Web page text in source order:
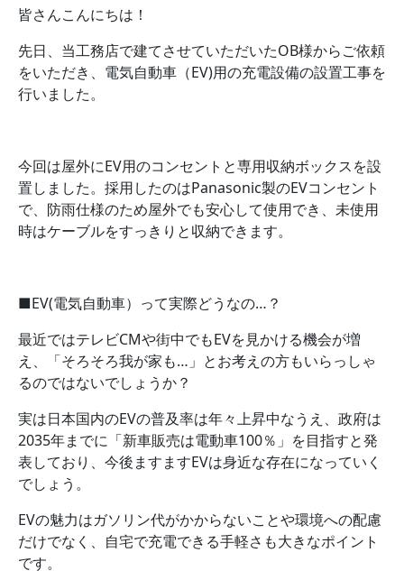
皆さんこんにちは！
先日、当工務店で建てさせていただいたOB様からご依頼
をいただき、電気自動車（EV)用の充電設備の設置工事を
行いました。
今回は屋外にEV用のコンセントと専用収納ボックスを設
置しました。採用したのはPanasonic製のEVコンセント
で、防雨仕様のため屋外でも安心して使用でき、未使用
時はケーブルをすっきりと収納できます。
■EV(電気自動車）って実際どうなの…？
最近ではテレビCMや街中でもEVを見かける機会が増
え、「そろそろ我が家も…」とお考えの方もいらっしゃ
るのではないでしょうか？
実は日本国内のEVの普及率は年々上昇中なうえ、政府は
2035年までに「新車販売は電動車100％」を目指すと発
表しており、今後ますますEVは身近な存在になっていく
でしょう。
EVの魅力はガソリン代がかからないことや環境への配慮
だけでなく、自宅で充電できる手軽さも大きなポイント
です。